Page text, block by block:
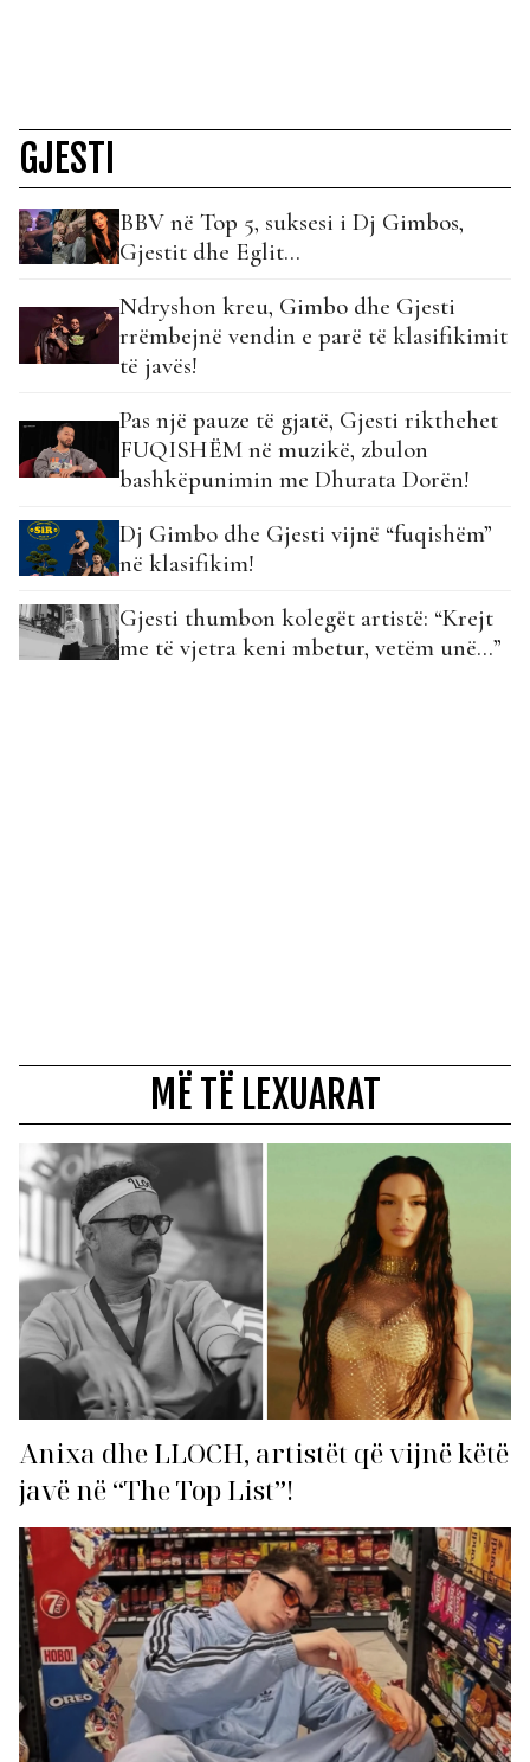
GJESTI
BBV në Top 5, suksesi i Dj Gimbos,
Gjestit dhe Eglit…
Ndryshon kreu, Gimbo dhe Gjesti
rrëmbejnë vendin e parë të klasifikimit
të javës!
Pas një pauze të gjatë, Gjesti rikthehet
FUQISHËM në muzikë, zbulon
bashkëpunimin me Dhurata Dorën!
Dj Gimbo dhe Gjesti vijnë “fuqishëm”
në klasifikim!
Gjesti thumbon kolegët artistë: “Krejt
me të vjetra keni mbetur, vetëm unë…”
MË TË LEXUARAT
Anixa dhe LLOCH, artistët që vijnë këtë
javë në “The Top List”!